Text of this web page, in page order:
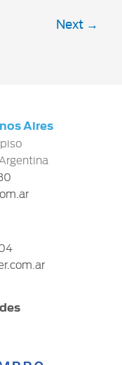
Next →
Aires